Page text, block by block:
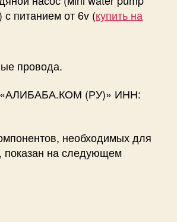
питанием от 6v (купить на
провода.
(РУ)» ИНН:
необходимых для
показан на следующем